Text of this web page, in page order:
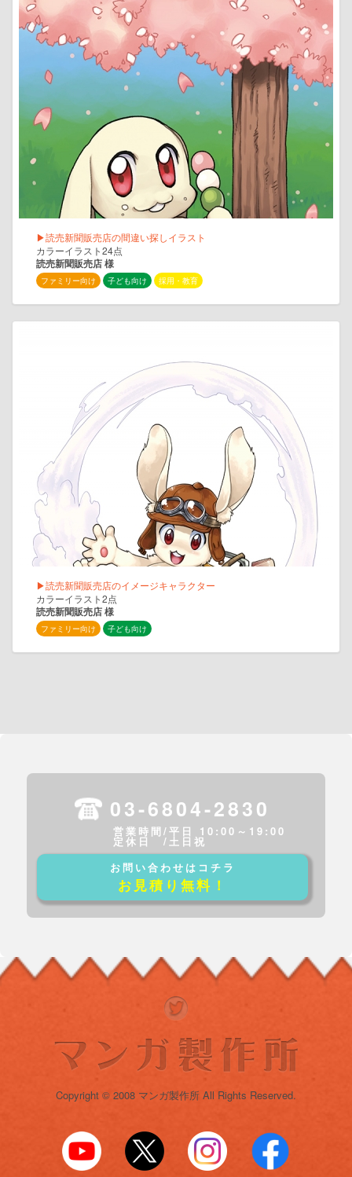
▶読売新聞販売店の間違い探しイラスト
カラーイラスト24点
読売新聞販売店 様
ファミリー向け 子ども向け 採用・教育
▶読売新聞販売店のイメージキャラクター
カラーイラスト2点
読売新聞販売店 様
ファミリー向け 子ども向け
03-6804-2830
営業時間/平日 10:00～19:00
定休日 /土日祝
お問い合わせはコチラ
お見積り無料！
Copyright © 2008 マンガ製作所 All Rights Reserved.